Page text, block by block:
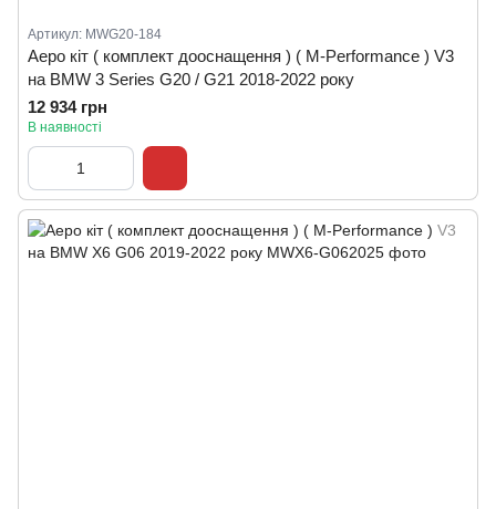
Артикул: MWG20-184
Аеро кіт ( комплект дооснащення ) ( M-Performance ) V3
на BMW 3 Series G20 / G21 2018-2022 року
12 934 грн
В наявності